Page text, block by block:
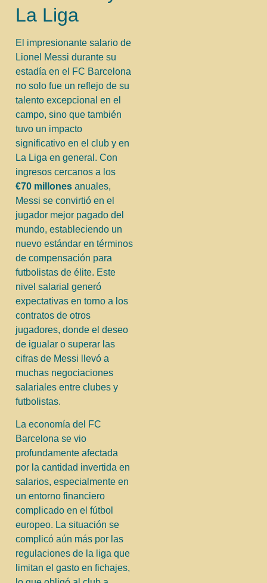
La Liga
El impresionante salario de
Lionel Messi durante su
estadía en el FC Barcelona
no solo fue un reflejo de su
talento excepcional en el
campo, sino que también
tuvo un impacto
significativo en el club y en
La Liga en general. Con
ingresos cercanos a los
€70 millones anuales,
Messi se convirtió en el
jugador mejor pagado del
mundo, estableciendo un
nuevo estándar en términos
de compensación para
futbolistas de élite. Este
nivel salarial generó
expectativas en torno a los
contratos de otros
jugadores, donde el deseo
de igualar o superar las
cifras de Messi llevó a
muchas negociaciones
salariales entre clubes y
futbolistas.
La economía del FC
Barcelona se vio
profundamente afectada
por la cantidad invertida en
salarios, especialmente en
un entorno financiero
complicado en el fútbol
europeo. La situación se
complicó aún más por las
regulaciones de la liga que
limitan el gasto en fichajes,